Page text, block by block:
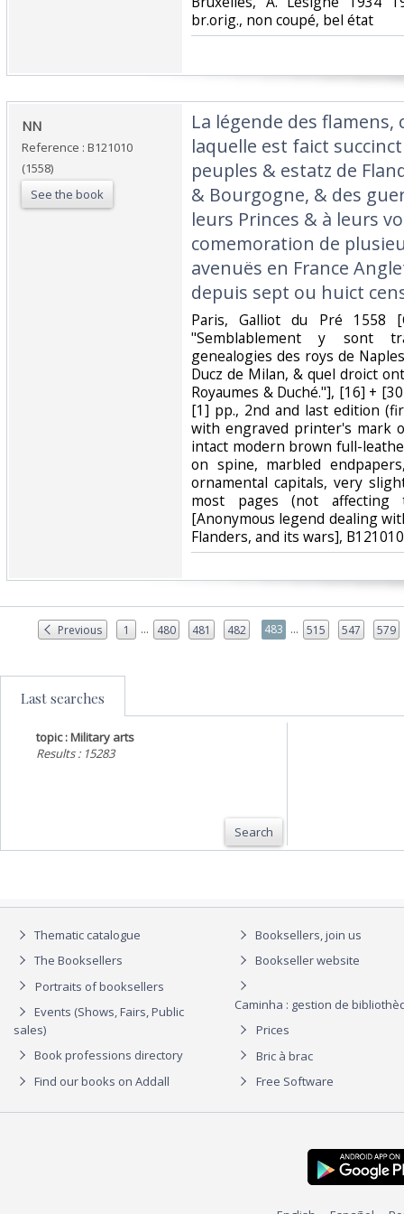
br.orig., non coupé, bel état‎
‎NN‎
Reference : B121010
(1558)
See the book
‎La légende des
laquelle est faict
peuples & estatz de
& Bourgogne, & des
leurs Princes & à leurs
comemoration de
avenuës en France
depuis sept ou huict
‎Paris, Galliot du Pré 1558
"Semblablement y sont
genealogies des roys de
Ducz de Milan, & quel droict
Royaumes & Duché."], [16] +
[1] pp., 2nd and last edition
with engraved printer's mark
intact modern brown full-
on spine, marbled
ornamental capitals, very
most pages (not affecting
[Anonymous legend dealing
Flanders, and its wars], B121010‎
Previous 1 ... 480 481 482 483 ... 515 547 579
Last searches
topic : Military arts
Results : 15283
Search
Thematic catalogue
The Booksellers
Portraits of booksellers
Events (Shows, Fairs, Public
sales)
Book professions directory
Find our books on Addall
Booksellers, join us
Bookseller website
Caminha : gestion de
Prices
Bric à brac
Free Software